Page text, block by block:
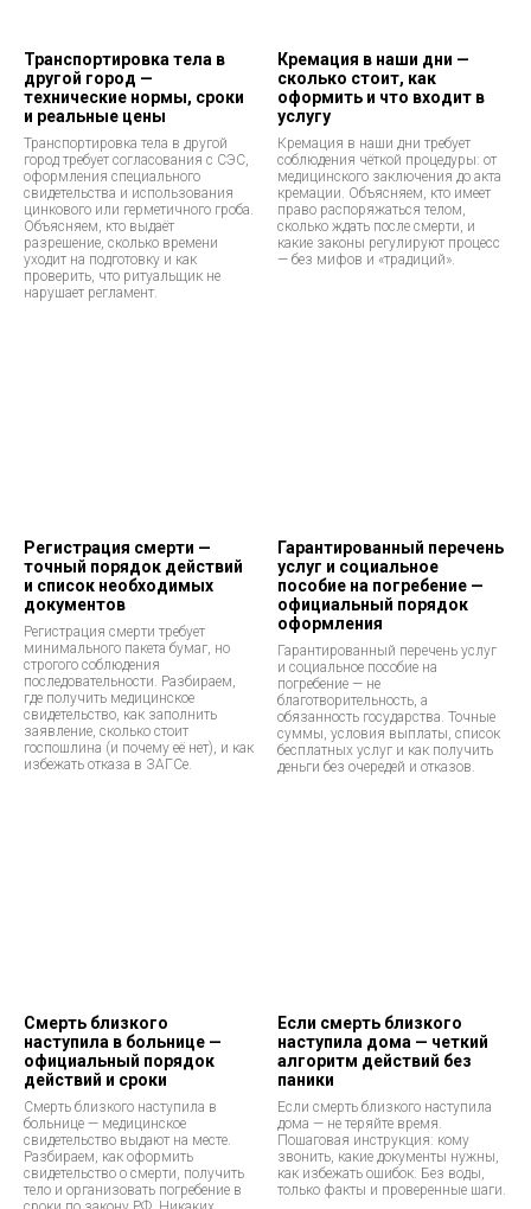
Транспортировка тела в
другой город —
технические нормы, сроки
и реальные цены
Транспортировка тела в другой
город требует согласования с СЭС,
оформления специального
свидетельства и использования
цинкового или герметичного гроба.
Объясняем, кто выдаёт
разрешение, сколько времени
уходит на подготовку и как
проверить, что ритуальщик не
нарушает регламент.
Кремация в наши дни —
сколько стоит, как
оформить и что входит в
услугу
Кремация в наши дни требует
соблюдения чёткой процедуры: от
медицинского заключения до акта
кремации. Объясняем, кто имеет
право распоряжаться телом,
сколько ждать после смерти, и
какие законы регулируют процесс
— без мифов и «традиций».
Регистрация смерти —
точный порядок действий
и список необходимых
документов
Регистрация смерти требует
минимального пакета бумаг, но
строгого соблюдения
последовательности. Разбираем,
где получить медицинское
свидетельство, как заполнить
заявление, сколько стоит
госпошлина (и почему её нет), и как
избежать отказа в ЗАГСе.
Гарантированный перечень
услуг и социальное
пособие на погребение —
официальный порядок
оформления
Гарантированный перечень услуг
и социальное пособие на
погребение — не
благотворительность, а
обязанность государства. Точные
суммы, условия выплаты, список
бесплатных услуг и как получить
деньги без очередей и отказов.
Смерть близкого
наступила в больнице —
официальный порядок
действий и сроки
Смерть близкого наступила в
больнице — медицинское
свидетельство выдают на месте.
Разбираем, как оформить
свидетельство о смерти, получить
тело и организовать погребение в
Если смерть близкого
наступила дома — четкий
алгоритм действий без
паники
Если смерть близкого наступила
дома — не теряйте время.
Пошаговая инструкция: кому
звонить, какие документы нужны,
как избежать ошибок. Без воды,
только факты и проверенные шаги.